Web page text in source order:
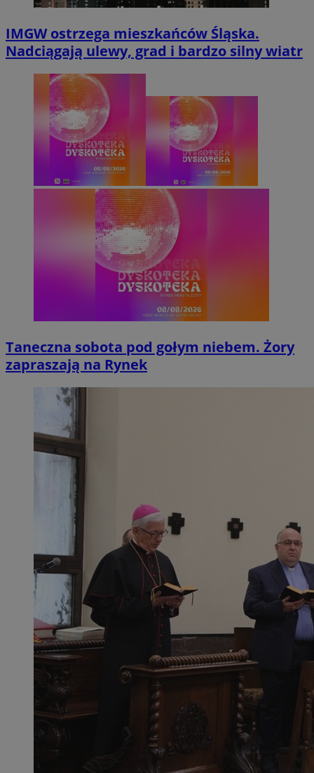
IMGW ostrzega mieszkańców Śląska.
Nadciągają ulewy, grad i bardzo silny wiatr
Taneczna sobota pod gołym niebem. Żory
zapraszają na Rynek